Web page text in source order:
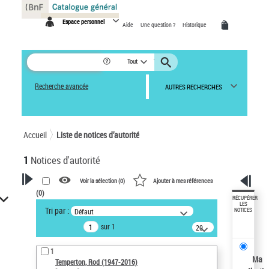
Espace personnel Aide Une question ? Historique
Tout
Recherche avancée AUTRES RECHERCHES
Accueil Liste de notices d’autorité
1 Notices d'autorité
VOTRE RECHERCHE
Recherche avancée dans les
notices d’autorité
Œuvres liées à l'auteur :
Temperton, Rod (1947-2016)
Voir la sélection (0) Ajouter à mes références
(0)
Tri par : Défaut
sur 1
20
résultats/page
1
Temperton, Rod (1947-2016)
RÉCUPÉRER
LES
NOTICES
Ma
Panneau de gestion des cookies